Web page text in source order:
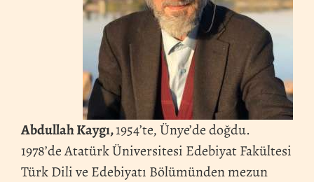
Abdullah Kaygı,1954’te, Ünye’de doğdu.
1978’de Atatürk Üniversitesi Edebiyat Fakültesi
Türk Dili ve Edebiyatı Bölümünden mezun